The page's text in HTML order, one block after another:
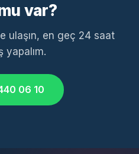
var?
ulaşın, en geç 24 saat
yapalım.
06 10